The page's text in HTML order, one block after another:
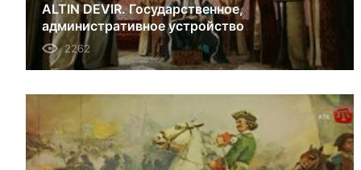
ALTIN DEVIR. Государственное,
административное устройство
Крымского ханства. 07.04.18
2262